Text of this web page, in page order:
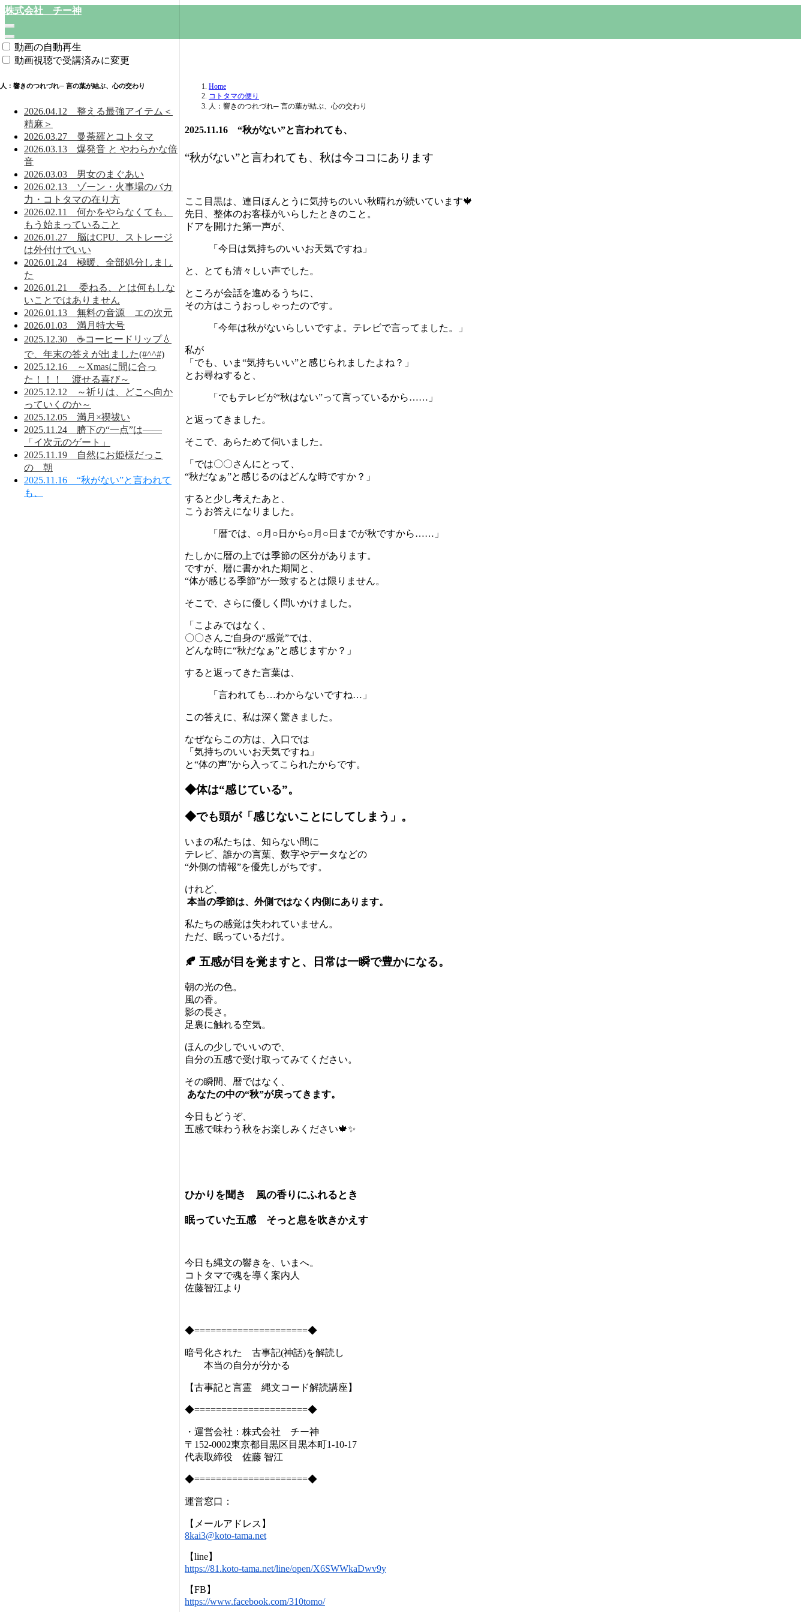
株式会社 チー神
動画の自動再生
動画視聴で受講済みに変更
人：響きのつれづれ─ 言の葉が結ぶ、心の交わり
2026.04.12 整える最強アイテム＜
精麻＞
2026.03.27 曼荼羅とコトタマ
2026.03.13 爆発音 と やわらかな倍
音
2026.03.03 男女のまぐあい
2026.02.13 ゾーン・火事場のバカ
力・コトタマの在り方
2026.02.11 何かをやらなくても、
もう始まっていること
2026.01.27 脳はCPU、ストレージ
は外付けでいい
2026.01.24 極暖、全部処分しまし
た
2026.01.21 委ねる、とは何もしな
いことではありません
2026.01.13 無料の音源 エの次元
2026.01.03 満月特大号
2025.12.30 ☕コーヒードリップ💧
で、年末の答えが出ました(#^^#)
2025.12.16 ～Xmasに間に合っ
た！！！ 渡せる喜び～
2025.12.12 ～祈りは、どこへ向か
っていくのか～
2025.12.05 満月×禊祓い
2025.11.24 臍下の“一点”は——
「イ次元のゲート」
2025.11.19 自然にお姫様だっこ
の 朝
2025.11.16 “秋がない”と言われて
も、
Home
コトタマの便り
人：響きのつれづれ─ 言の葉が結ぶ、心の交わり
2025.11.16 “秋がない”と言われても、
“秋がない”と言われても、秋は今ココにあります
ここ目黒は、連日ほんとうに気持ちのいい秋晴れが続いています🍁
先日、整体のお客様がいらしたときのこと。
ドアを開けた第一声が、
「今日は気持ちのいいお天気ですね」
と、とても清々しい声でした。
ところが会話を進めるうちに、
その方はこうおっしゃったのです。
「今年は秋がないらしいですよ。テレビで言ってました。」
私が
「でも、いま“気持ちいい”と感じられましたよね？」
とお尋ねすると、
「でもテレビが“秋はない”って言っているから……」
と返ってきました。
そこで、あらためて伺いました。
「では〇〇さんにとって、
“秋だなぁ”と感じるのはどんな時ですか？」
すると少し考えたあと、
こうお答えになりました。
「暦では、○月○日から○月○日までが秋ですから……」
たしかに暦の上では季節の区分があります。
ですが、暦に書かれた期間と、
“体が感じる季節”が一致するとは限りません。
そこで、さらに優しく問いかけました。
「こよみではなく、
〇〇さんご自身の“感覚”では、
どんな時に“秋だなぁ”と感じますか？」
すると返ってきた言葉は、
「言われても…わからないですね…」
この答えに、私は深く驚きました。
なぜならこの方は、入口では
「気持ちのいいお天気ですね」
と“体の声”から入ってこられたからです。
◆体は“感じている”。
◆でも頭が「感じないことにしてしまう」。
いまの私たちは、知らない間に
テレビ、誰かの言葉、数字やデータなどの
“外側の情報”を優先しがちです。
けれど、
本当の季節は、外側ではなく内側にあります。
私たちの感覚は失われていません。
ただ、眠っているだけ。
🍂 五感が目を覚ますと、日常は一瞬で豊かになる。
朝の光の色。
風の香。
影の長さ。
足裏に触れる空気。
ほんの少しでいいので、
自分の五感で受け取ってみてください。
その瞬間、暦ではなく、
あなたの中の“秋”が戻ってきます。
今日もどうぞ、
五感で味わう秋をお楽しみください🍁✨
ひかりを聞き 風の香りにふれるとき
眠っていた五感 そっと息を吹きかえす
今日も縄文の響きを、いまへ。
コトタマで魂を導く案内人
佐藤智江より
◆=====================◆
暗号化された 古事記(神話)を解読し
本当の自分が分かる
【古事記と言霊 縄文コード解読講座】
◆=====================◆
・運営会社：株式会社 チー神
〒152-0002東京都目黒区目黒本町1-10-17
代表取締役 佐藤 智江
◆=====================◆
運営窓口：
【メールアドレス】
8kai3@koto-tama.net
【line】
https://81.koto-tama.net/line/open/X6SWWkaDwv9y
【FB】
https://www.facebook.com/310tomo/